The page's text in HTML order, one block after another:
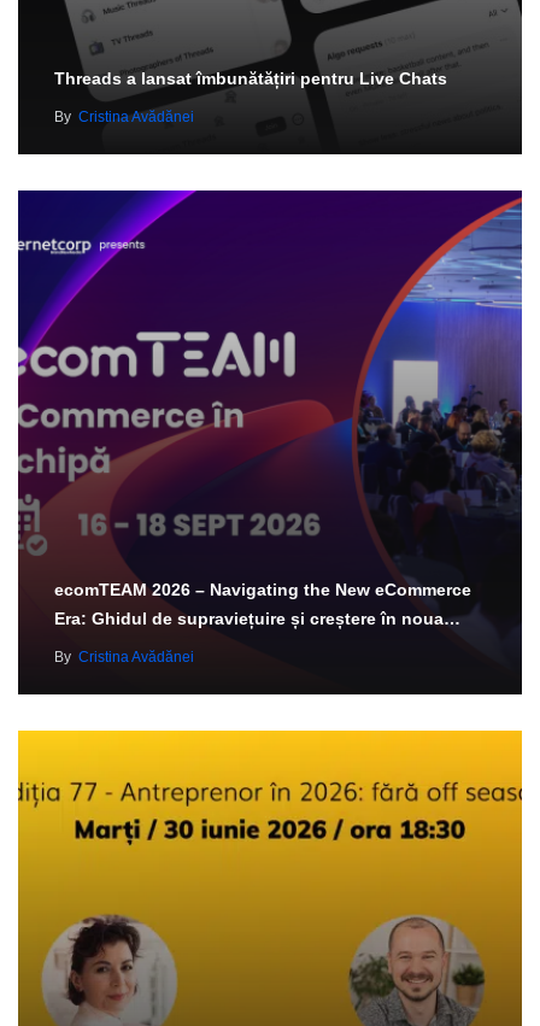
Threads a lansat îmbunătățiri pentru Live Chats
By Cristina Avădănei
ecomTEAM 2026 – Navigating the New eCommerce
Era: Ghidul de supraviețuire și creștere în noua…
By Cristina Avădănei